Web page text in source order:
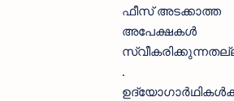
ഫീസ്‌ അടക്കാത്ത
അപേക്ഷകള്‍
.